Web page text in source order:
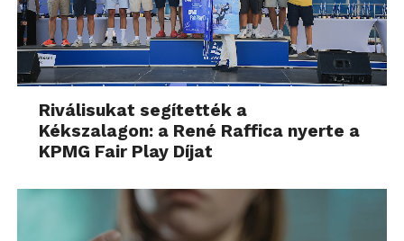
Riválisukat segítették a
Kékszalagon: a René Raffica nyerte a
KPMG Fair Play Díjat